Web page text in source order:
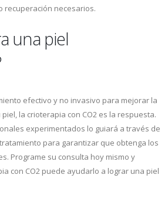
recuperación necesarios.
una piel
efectivo y no invasivo para mejorar la
la crioterapia con CO2 es la respuesta.
experimentados lo guiará a través de
para garantizar que obtenga los
Programe su consulta hoy mismo y
con CO2 puede ayudarlo a lograr una piel